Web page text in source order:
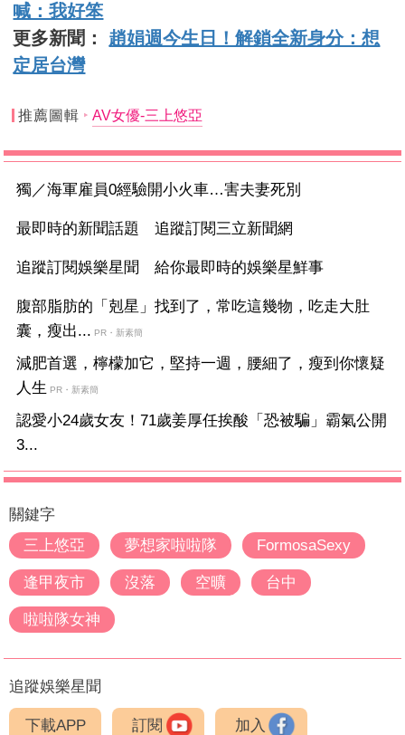
喊：我好笨
更多新聞： 趙娟週今生日！解鎖全新身分：想
定居台灣
推薦圖輯 AV女優-三上悠亞
獨／海軍雇員0經驗開小火車…害夫妻死別
最即時的新聞話題 追蹤訂閱三立新聞網
追蹤訂閱娛樂星聞 給你最即時的娛樂星鮮事
腹部脂肪的「剋星」找到了，常吃這幾物，吃走大肚
囊，瘦出... PR・新素簡
減肥首選，檸檬加它，堅持一週，腰細了，瘦到你懷疑
人生 PR・新素簡
認愛小24歲女友！71歲姜厚任挨酸「恐被騙」霸氣公開
3...
關鍵字
三上悠亞
夢想家啦啦隊 FormosaSexy
逢甲夜市 沒落 空曠 台中
啦啦隊女神
追蹤娛樂星聞
下載APP 訂閱 加入